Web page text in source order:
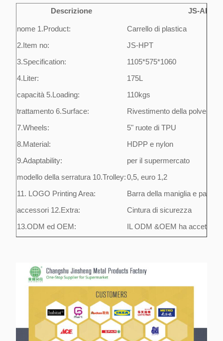
Descrizione JS-APT04
nome 1.Product: Carrello di plastica
2.Item no: JS-HPT
3.Specification: 1105*575*1060
4.Liter: 175L
capacità 5.Loading: 110kgs
trattamento 6.Surface: Rivestimento della polvere e
7.Wheels: 5" ruote di TPU
8.Material: HDPP e nylon
9.Adaptability: per il supermercato
modello della serratura 10.Trolley:0,5, euro 1,2
11. LOGO Printing Area: Barra della maniglia e parti
accessori 12.Extra: Cintura di sicurezza
13.ODM ed OEM: IL ODM &OEM ha accettato